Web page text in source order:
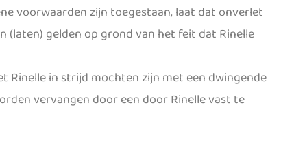
voorwaarden zijn toegestaan, laat dat onverlet
(laten) gelden op grond van het feit dat Rinelle
Rinelle in strijd mochten zijn met een dwingende
vervangen door een door Rinelle vast te